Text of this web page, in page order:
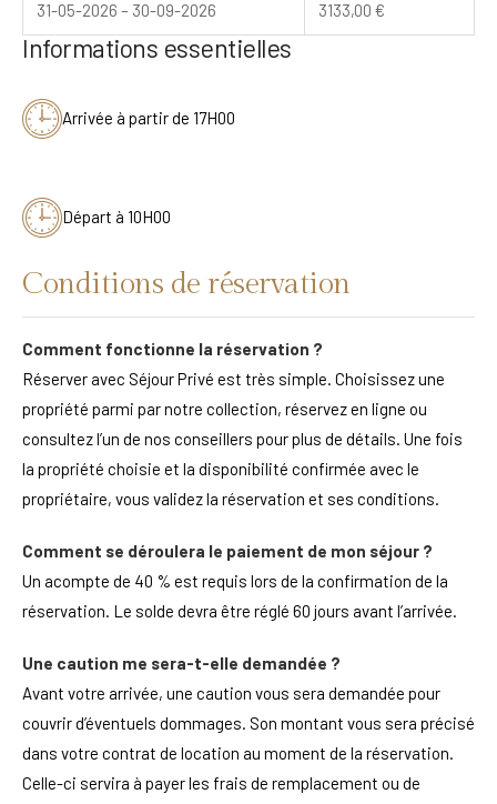
31-05-2026 – 30-09-2026 3133,00 €
Informations essentielles
Arrivée à partir de 17H00
Départ à 10H00
Conditions de réservation
Comment fonctionne la réservation ?
Réserver avec Séjour Privé est très simple. Choisissez une
propriété parmi par notre collection, réservez en ligne ou
consultez l’un de nos conseillers pour plus de détails. Une fois
la propriété choisie et la disponibilité confirmée avec le
propriétaire, vous validez la réservation et ses conditions.
Comment se déroulera le paiement de mon séjour ?
Un acompte de 40 % est requis lors de la confirmation de la
réservation. Le solde devra être réglé 60 jours avant l’arrivée.
Une caution me sera-t-elle demandée ?
Avant votre arrivée, une caution vous sera demandée pour
couvrir d’éventuels dommages. Son montant vous sera précisé
dans votre contrat de location au moment de la réservation.
Celle-ci servira à payer les frais de remplacement ou de